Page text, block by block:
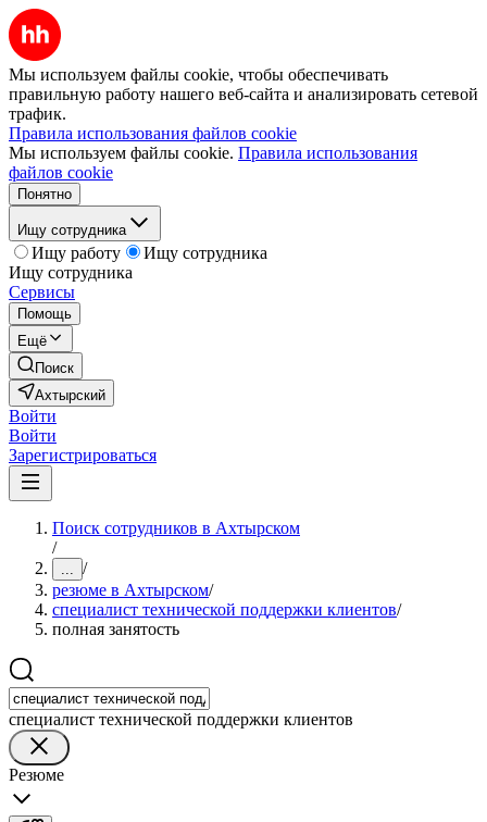
Мы используем файлы cookie, чтобы обеспечивать
правильную работу нашего веб-сайта и анализировать сетевой
трафик.
Правила использования файлов cookie
Мы используем файлы cookie. Правила использования
файлов cookie
Понятно
Ищу сотрудника
Ищу работу
Ищу сотрудника
Ищу сотрудника
Сервисы
Помощь
Ещё
Поиск
Ахтырский
Войти
Войти
Зарегистрироваться
Поиск сотрудников в Ахтырском
/
... /
резюме в Ахтырском/
специалист технической поддержки клиентов/
полная занятость
специалист технической поддержки клиентов
Резюме